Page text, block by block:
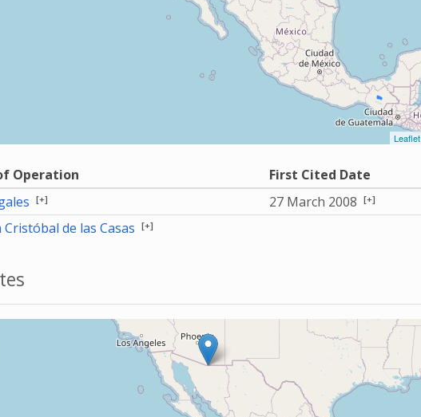
Leaflet
Operation First Cited Date
[+] 27 March 2008 [+]
de las Casas [+]